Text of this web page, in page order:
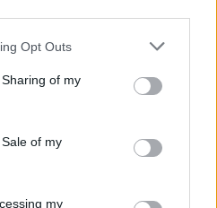
app uses one or more Google
behaviour. You may click to
and its third-party tags to
purposes in below Google
Opt Outs
of my
of my
my
napoletana durante una